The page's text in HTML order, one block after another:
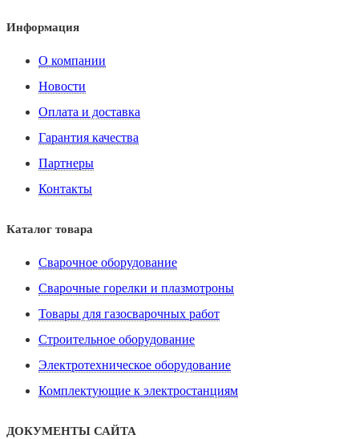
Информация
О компании
Новости
Оплата и доставка
Гарантия качества
Партнеры
Контакты
Каталог товара
Сварочное оборудование
Сварочные горелки и плазмотроны
Товары для газосварочных работ
Строительное оборудование
Электротехническое оборудование
Комплектующие к электростанциям
ДОКУМЕНТЫ САЙТА